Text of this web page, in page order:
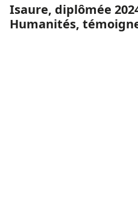
Isaure, diplômée
Humanités,